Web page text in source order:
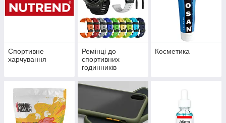
Спортивне
харчування
Ремінці до
спортивних
годинників
Косметика